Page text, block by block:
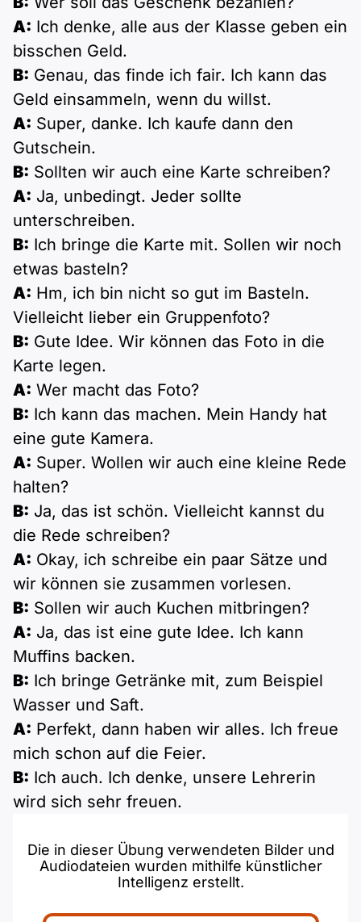
A: Ich denke, alle aus der Klasse geben ein
bisschen Geld.
B: Genau, das finde ich fair. Ich kann das
Geld einsammeln, wenn du willst.
A: Super, danke. Ich kaufe dann den
Gutschein.
B: Sollten wir auch eine Karte schreiben?
A: Ja, unbedingt. Jeder sollte
unterschreiben.
B: Ich bringe die Karte mit. Sollen wir noch
etwas basteln?
A: Hm, ich bin nicht so gut im Basteln.
Vielleicht lieber ein Gruppenfoto?
B: Gute Idee. Wir können das Foto in die
Karte legen.
A: Wer macht das Foto?
B: Ich kann das machen. Mein Handy hat
eine gute Kamera.
A: Super. Wollen wir auch eine kleine Rede
halten?
B: Ja, das ist schön. Vielleicht kannst du
die Rede schreiben?
A: Okay, ich schreibe ein paar Sätze und
wir können sie zusammen vorlesen.
B: Sollen wir auch Kuchen mitbringen?
A: Ja, das ist eine gute Idee. Ich kann
Muffins backen.
B: Ich bringe Getränke mit, zum Beispiel
Wasser und Saft.
A: Perfekt, dann haben wir alles. Ich freue
mich schon auf die Feier.
B: Ich auch. Ich denke, unsere Lehrerin
wird sich sehr freuen.
Die in dieser Übung verwendeten Bilder und
Audiodateien wurden mithilfe künstlicher
Intelligenz erstellt.